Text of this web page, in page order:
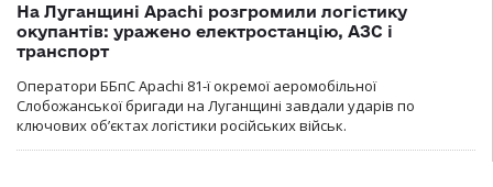
На Луганщині Apachi розгромили логістику
окупантів: уражено електростанцію, АЗС і
транспорт
Оператори ББпС Apachi 81-ї окремої аеромобільної
Слобожанської бригади на Луганщині завдали ударів по
ключових об’єктах логістики російських військ.